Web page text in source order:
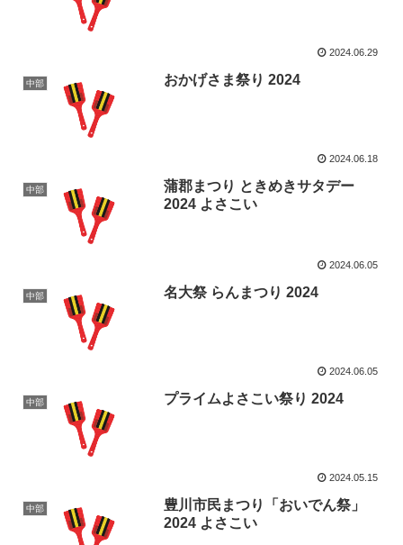
2024.06.29
中部 おかげさま祭り 2024
2024.06.18
中部
蒲郡まつり ときめきサタデー
2024 よさこい
2024.06.05
中部 名大祭 らんまつり 2024
2024.06.05
中部 プライムよさこい祭り 2024
2024.05.15
中部
豊川市民まつり「おいでん祭」
2024 よさこい